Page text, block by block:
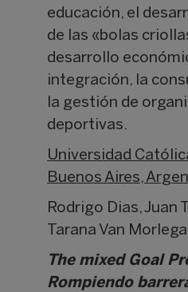
educación, el
de las «bolas
desarrollo
integración, la
la gestión de
deportivas.
Universidad
Buenos Aires,
Rodrigo Dias, Juan
Tarana Van
The mixed Goal
Rompiendo